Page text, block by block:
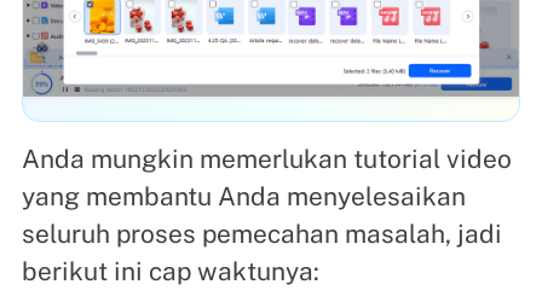
Anda mungkin memerlukan tutorial video
yang membantu Anda menyelesaikan
seluruh proses pemecahan masalah, jadi
berikut ini cap waktunya: